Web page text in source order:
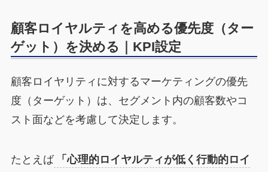
顧客ロイヤルティを高める優先度（ター
ゲット）を決める｜KPI設定
顧客ロイヤリティに対するマーケティングの優先
度（ターゲット）は、セグメント内の顧客数やコ
スト面などを考慮して決定します。
たとえば
「心理的ロイヤルティが低く行動的ロイ